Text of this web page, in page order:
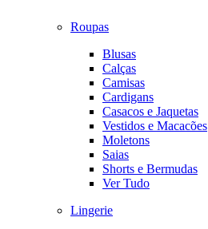
Roupas
Blusas
Calças
Camisas
Cardigans
Casacos e Jaquetas
Vestidos e Macacões
Moletons
Saias
Shorts e Bermudas
Ver Tudo
Lingerie